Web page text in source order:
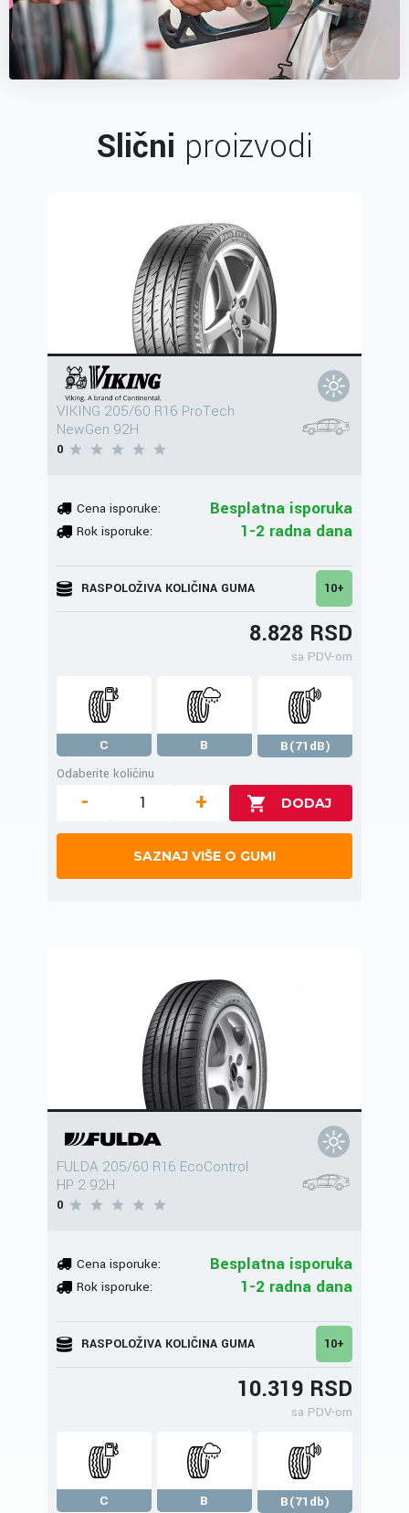
Slični proizvodi
VIKING 205/60 R16 ProTech
NewGen 92H
0
Cena isporuke: Besplatna isporuka
Rok isporuke: 1-2 radna dana
RASPOLOŽIVA KOLIČINA GUMA 10+
8.828 RSD
sa PDV-om
C B
B(71dB)
Odaberite količinu
- +
SAZNAJ VIŠE O GUMI
FULDA 205/60 R16 EcoControl
HP 2 92H
0
Cena isporuke: Besplatna isporuka
Rok isporuke: 1-2 radna dana
RASPOLOŽIVA KOLIČINA GUMA 10+
10.319 RSD
sa PDV-om
C B B(71db)